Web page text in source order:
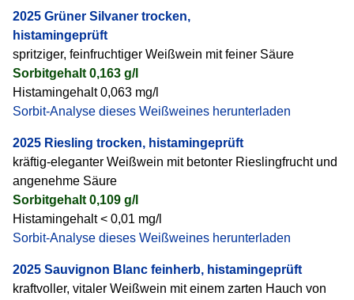
2025 Grüner Silvaner trocken,
histamingeprüft
spritziger, feinfruchtiger Weißwein mit feiner Säure
Sorbitgehalt 0,163 g/l
Histamingehalt 0,063 mg/l
Sorbit-Analyse dieses Weißweines herunterladen
2025 Riesling trocken, histamingeprüft
kräftig-eleganter Weißwein mit betonter Rieslingfrucht und
angenehme Säure
Sorbitgehalt 0,109 g/l
Histamingehalt < 0,01 mg/l
Sorbit-Analyse dieses Weißweines herunterladen
2025 Sauvignon Blanc feinherb, histamingeprüft
kraftvoller, vitaler Weißwein mit einem zarten Hauch von